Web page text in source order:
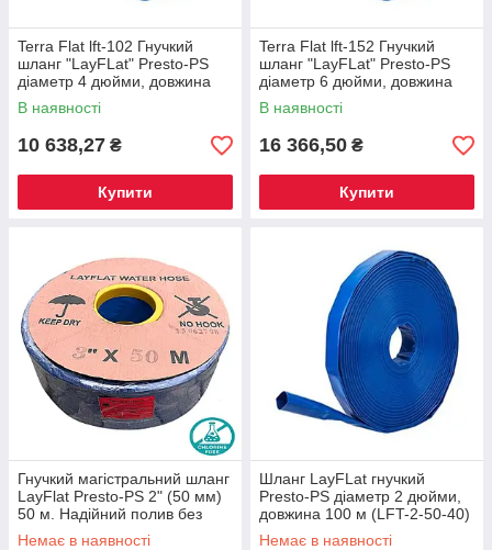
Terra Flat lft-102 Гнучкий
шланг "LayFLat" Presto-PS
діаметр 4 дюйми, довжина
100 м (TFL-102)
В наявності
10 638,27 ₴
Купити
Terra Flat lft-152 Гнучкий
шланг "LayFLat" Presto-PS
діаметр 6 дюйми, довжина
100 м (TFL-152)
В наявності
16 366,50 ₴
Купити
Гнучкий магістральний шланг
LayFlat Presto-PS 2" (50 мм)
50 м. Надійний полив без
хлору (4 атм)
Немає в наявності
Шланг LayFLat гнучкий
Presto-PS діаметр 2 дюйми,
довжина 100 м (LFT-2-50-40)
Немає в наявності